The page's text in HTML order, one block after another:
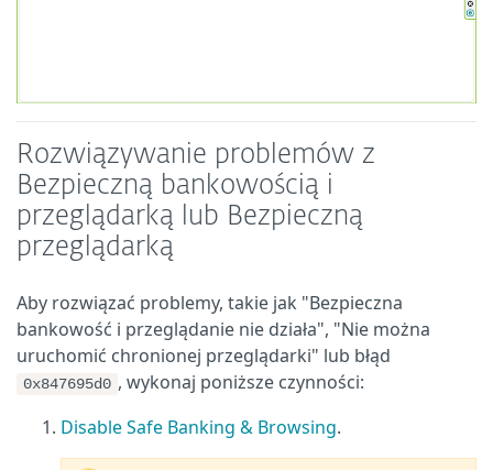
Rozwiązywanie problemów z
Bezpieczną bankowością i
przeglądarką lub Bezpieczną
przeglądarką
Aby rozwiązać problemy, takie jak "Bezpieczna
bankowość i przeglądanie nie działa", "Nie można
uruchomić chronionej przeglądarki" lub błąd
0x847695d0 , wykonaj poniższe czynności:
Disable Safe Banking & Browsing.